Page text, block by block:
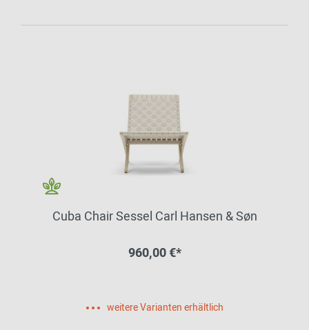
Cuba Chair Sessel Carl Hansen & Søn
960,00 €*
weitere Varianten erhältlich